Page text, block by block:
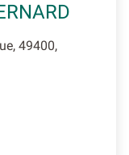
49400,